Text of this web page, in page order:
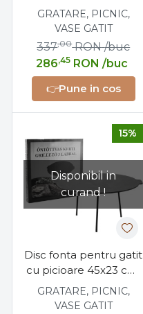
pentru Gătit
Tradițional
GRATARE, PICNIC,
VASE GATIT
286,45 RON /buc
337,00 RON /buc
👉Pune in cos
Disponibil in
curand !
15%
Disc fonta pentru gatit
cu picioare 45x23 cm,
Perfect Home
GRATARE, PICNIC,
VASE GATIT